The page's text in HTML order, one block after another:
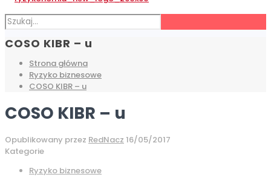
COSO KIBR – u
Strona główna
Ryzyko biznesowe
COSO KIBR – u
COSO KIBR – u
Opublikowany przez RedNacz 16/05/2017
Kategorie
Ryzyko biznesowe